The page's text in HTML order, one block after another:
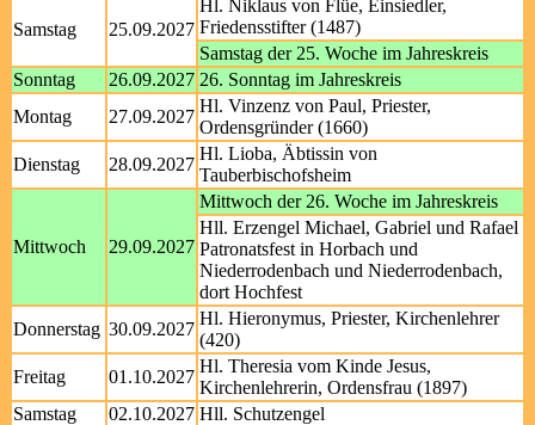
Samstag 25.09.2027
Hl. Niklaus von Flüe, Einsiedler,
Friedensstifter (1487)
Samstag der 25. Woche im Jahreskreis
Sonntag
26.09.2027 26. Sonntag im Jahreskreis
Montag
27.09.2027
Hl. Vinzenz von Paul, Priester,
Ordensgründer (1660)
Dienstag
28.09.2027
Hl. Lioba, Äbtissin von
Tauberbischofsheim
Mittwoch 29.09.2027
Mittwoch der 26. Woche im Jahreskreis
Hll. Erzengel Michael, Gabriel und Rafael
Patronatsfest in Horbach und
Niederrodenbach und Niederrodenbach,
dort Hochfest
Donnerstag 30.09.2027
Hl. Hieronymus, Priester, Kirchenlehrer
(420)
Freitag
01.10.2027
Hl. Theresia vom Kinde Jesus,
Kirchenlehrerin, Ordensfrau (1897)
Samstag
02.10.2027 Hll. Schutzengel